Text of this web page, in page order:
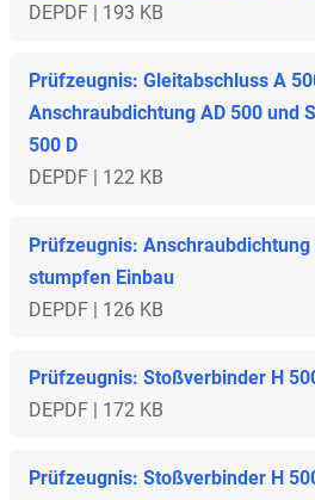
DEPDF | 193 KB
Prüfzeugnis: Gleitabschluss A
Anschraubdichtung AD 500 und
500 D
DEPDF | 122 KB
Prüfzeugnis: Anschraubdichtung
stumpfen Einbau
DEPDF | 126 KB
Prüfzeugnis: Stoßverbinder H
DEPDF | 172 KB
Prüfzeugnis: Stoßverbinder H